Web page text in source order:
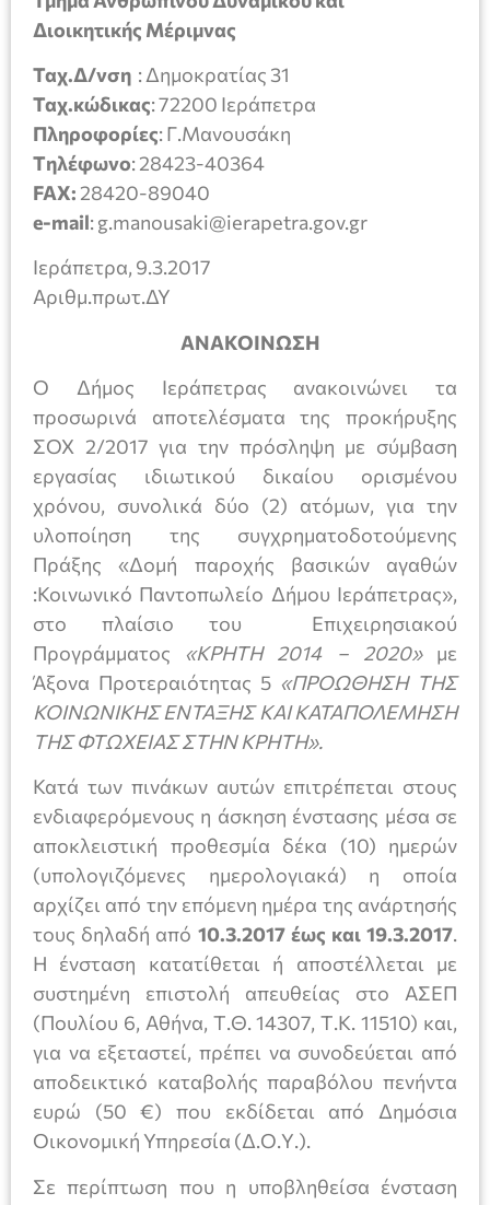
Διοικητικής Μέριμνας
Ταχ.Δ/νση : Δημοκρατίας 31
Ταχ.κώδικας: 72200 Ιεράπετρα
Πληροφορίες: Γ.Μανουσάκη
Tηλέφωνο: 28423-40364
FAX: 28420-89040
e-mail: g.manousaki@ierapetra.gov.gr
Ιεράπετρα, 9.3.2017
Αριθμ.πρωτ.ΔΥ
ΑΝΑΚΟΙΝΩΣΗ
Ο Δήμος Ιεράπετρας ανακοινώνει τα
προσωρινά αποτελέσματα της προκήρυξης
ΣΟΧ 2/2017 για την πρόσληψη με σύμβαση
εργασίας ιδιωτικού δικαίου ορισμένου
χρόνου, συνολικά δύο (2) ατόμων, για την
υλοποίηση της συγχρηματοδοτούμενης
Πράξης «Δομή παροχής βασικών αγαθών
:Κοινωνικό Παντοπωλείο Δήμου Ιεράπετρας»,
στο πλαίσιο του Επιχειρησιακού
Προγράμματος «ΚΡΗΤΗ 2014 – 2020»με
Άξονα Προτεραιότητας 5 «ΠΡΟΩΘΗΣΗ ΤΗΣ
ΚΟΙΝΩΝΙΚΗΣ ΕΝΤΑΞΗΣ ΚΑΙ ΚΑΤΑΠΟΛΕΜΗΣΗ
ΤΗΣ ΦΤΩΧΕΙΑΣ ΣΤΗΝ ΚΡΗΤΗ».
Κατά των πινάκων αυτών επιτρέπεται στους
ενδιαφερόμενους η άσκηση ένστασης μέσα σε
αποκλειστική προθεσμία δέκα (10) ημερών
(υπολογιζόμενες ημερολογιακά) η οποία
αρχίζει από την επόμενη ημέρα της ανάρτησής
τους δηλαδή από 10.3.2017 έως και 19.3.2017.
Η ένσταση κατατίθεται ή αποστέλλεται με
συστημένη επιστολή απευθείας στο ΑΣΕΠ
(Πουλίου 6, Αθήνα, Τ.Θ. 14307, Τ.Κ. 11510) και,
για να εξεταστεί, πρέπει να συνοδεύεται από
αποδεικτικό καταβολής παραβόλου πενήντα
ευρώ (50 €) που εκδίδεται από Δημόσια
Οικονομική Υπηρεσία (Δ.Ο.Υ.).
Σε περίπτωση που η υποβληθείσα ένσταση